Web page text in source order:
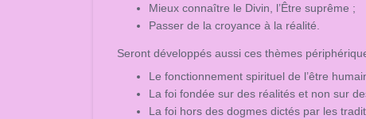
Mieux connaître le Divin, l’Être suprême ;
Passer de la croyance à la réalité.
Seront développés aussi ces thèmes
Le fonctionnement spirituel de l’être
La foi fondée sur des réalités et non sur
La foi hors des dogmes dictés par les